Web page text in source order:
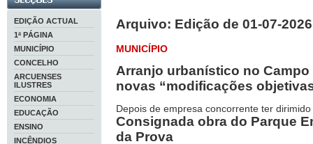
EDIÇÃO ACTUAL
1ª PÁGINA
MUNICÍPIO
CONCELHO
ARCUENSES
ILUSTRES
ECONOMIA
EDUCAÇÃO
ENSINO
INCÊNDIOS
Arquivo: Edição de 01-07-2026
MUNICÍPIO
Arranjo urbanístico no
novas “modificações
Depois de empresa concorrente ter
Consignada obra do Parque
da Prova